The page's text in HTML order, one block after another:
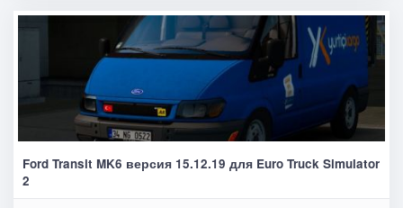
Ford Transit MK6 версия 15.12.19 для Euro Truck Simulator
2